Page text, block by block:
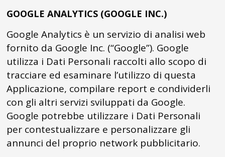
GOOGLE ANALYTICS (GOOGLE INC.)
Google Analytics è un servizio di analisi web
fornito da Google Inc. (“Google”). Google
utilizza i Dati Personali raccolti allo scopo di
tracciare ed esaminare l’utilizzo di questa
Applicazione, compilare report e condividerli
con gli altri servizi sviluppati da Google.
Google potrebbe utilizzare i Dati Personali
per contestualizzare e personalizzare gli
annunci del proprio network pubblicitario.